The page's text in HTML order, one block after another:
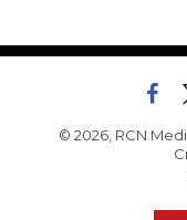
© 2026, RCN